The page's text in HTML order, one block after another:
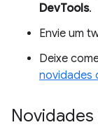
DevTools.
Envie um
Deixe
novidades